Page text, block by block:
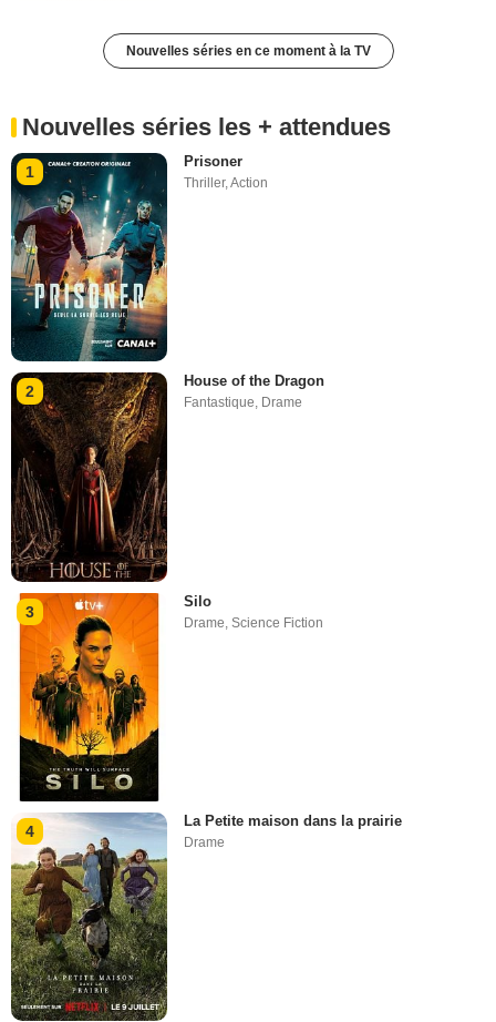
Nouvelles séries en ce moment à la TV
Nouvelles séries les + attendues
1
Prisoner
Thriller,Action
2
House of the Dragon
Fantastique, Drame
3
Silo
Drame ,Science Fiction
4
La Petite maison dans la prairie
Drame